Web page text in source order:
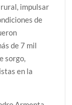
impulsar
de
de 7 mil
sorgo,
en la